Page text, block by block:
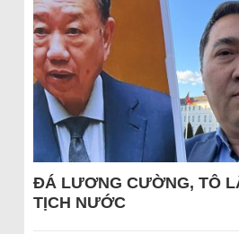
ĐÁ LƯƠNG CƯỜNG, TÔ
TỊCH NƯỚC